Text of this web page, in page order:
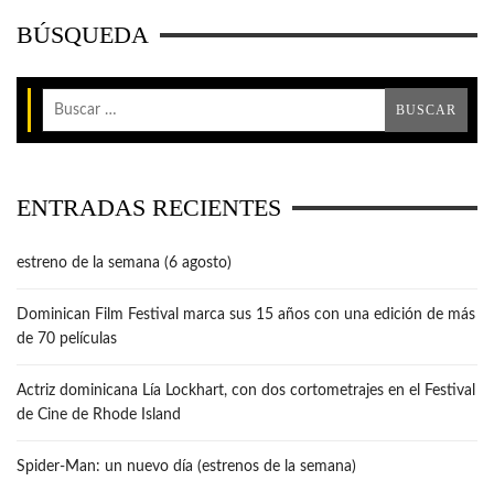
BÚSQUEDA
ENTRADAS RECIENTES
estreno de la semana (6 agosto)
Dominican Film Festival marca sus 15 años con una edición de más
de 70 películas
Actriz dominicana Lía Lockhart, con dos cortometrajes en el Festival
de Cine de Rhode Island
Spider-Man: un nuevo día (estrenos de la semana)